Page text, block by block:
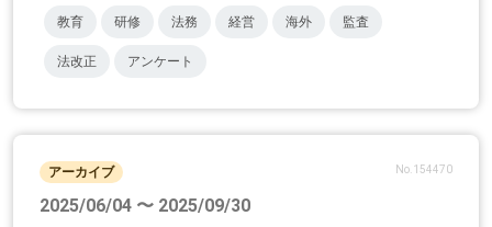
教育 研修 法務 経営 海外 監査
法改正 アンケート
アーカイブ No.154470
2025/06/04 〜 2025/09/30